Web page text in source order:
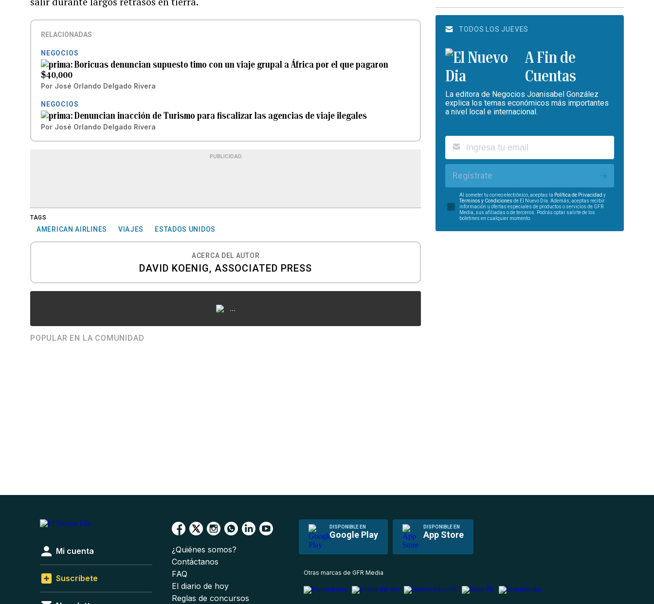
RELACIONADAS
NEGOCIOS
Boricuas denuncian supuesto timo con un viaje grupal a África por el que pagaron
$40,000
Por José Orlando Delgado Rivera
NEGOCIOS
Denuncian inacción de Turismo para fiscalizar las agencias de viaje ilegales
Por José Orlando Delgado Rivera
PUBLICIDAD
TAGS
AMERICAN AIRLINES VIAJES ESTADOS UNIDOS
ACERCA DEL AUTOR
DAVID KOENIG, ASSOCIATED PRESS
...
POPULAR EN LA COMUNIDAD
TODOS LOS JUEVES
A Fin de
Cuentas
La editora de Negocios Joanisabel González
explica los temas económicos más importantes
a nivel local e internacional.
Regístrate
Al someter tu correo electrónico, aceptas la Política de Privacidad y
Términos y Condiciones de El Nuevo Día. Además, aceptas recibir
información u ofertas especiales de productos o servicios de GFR
Media, sus afiliadas o de terceros. Podrás optar salirte de los
boletines en cualquier momento.
DISPONIBLE EN
Google Play
DISPONIBLE EN
App Store
Mi cuenta
Suscríbete
¿Quiénes somos?
Contáctanos
FAQ
El diario de hoy
Reglas de concursos
Otras marcas de GFR Media